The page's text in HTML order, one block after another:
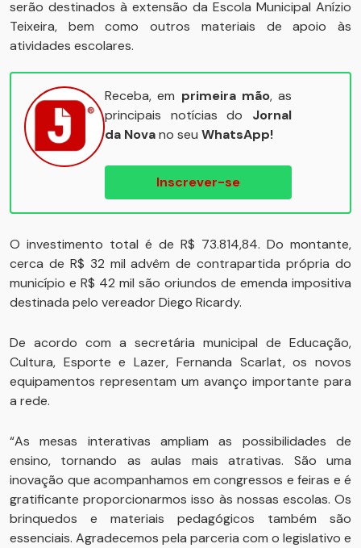
serão destinados à extensão da Escola Municipal Anízio
Teixeira, bem como outros materiais de apoio às
atividades escolares.
Receba, em primeira mão, as
principais notícias do Jornal
da Novano seu WhatsApp!
Inscrever-se
O investimento total é de R$ 73.814,84. Do montante,
cerca de R$ 32 mil advêm de contrapartida própria do
município e R$ 42 mil são oriundos de emenda impositiva
destinada pelo vereador Diego Ricardy.
De acordo com a secretária municipal de Educação,
Cultura, Esporte e Lazer, Fernanda Scarlat, os novos
equipamentos representam um avanço importante para
a rede.
“As mesas interativas ampliam as possibilidades de
ensino, tornando as aulas mais atrativas. São uma
inovação que acompanhamos em congressos e feiras e é
gratificante proporcionarmos isso às nossas escolas. Os
brinquedos e materiais pedagógicos também são
essenciais. Agradecemos pela parceria com o legislativo e